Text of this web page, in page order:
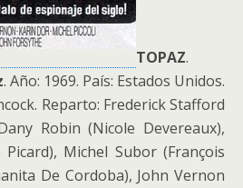
TOPAZ.
. Año: 1969. País: Estados Unidos.
Reparto: Frederick Stafford
Robin (Nicole Devereaux),
Picard), Michel Subor (François
De Cordoba), John Vernon